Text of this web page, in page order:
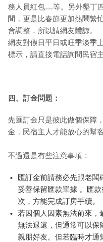
務人員紅包....等。另外墾丁
間，更是比春節更加熱鬧繁
會調整，所以請網友體諒。
網友對假日平日或旺季淡季
標示，請直接電話詢問民宿
四、訂金問題：
先匯訂金只是彼此做個保障
金，民宿主人才能放心的幫
不過還是有些注意事項：
匯訂金前請務必先跟老闆
妥善保留匯款單據 。匯
次，方能完成訂房手續。
若因個人因素無法前來，
無法退還，但通常可以保
親朋好友。但若臨時才通